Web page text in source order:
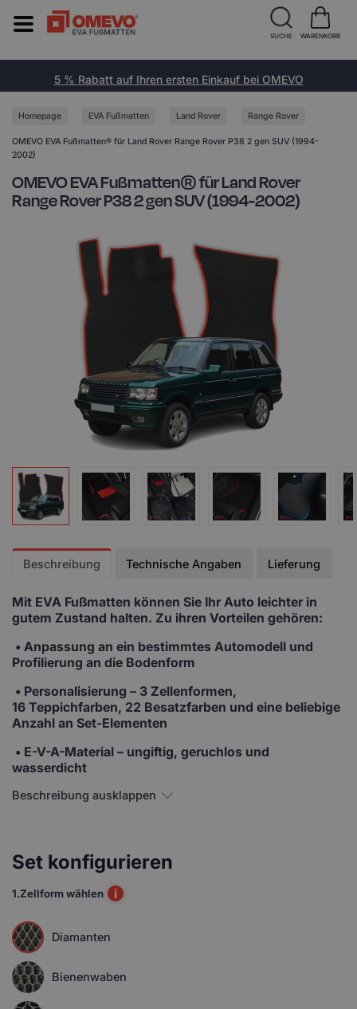
5 % Rabatt auf Ihren ersten Einkauf bei OMEVO
Homepage EVA Fußmatten Land Rover Range Rover
OMEVO EVA Fußmatten® für Land Rover Range Rover P38 2 gen SUV (1994-
2002)
OMEVO EVA Fußmatten® für Land Rover
Range Rover P38 2 gen SUV (1994-2002)
Beschreibung Technische Angaben Lieferung
Mit EVA Fußmatten können Sie Ihr Auto leichter in
gutem Zustand halten. Zu ihren Vorteilen gehören:
• Anpassung an ein bestimmtes Automodell und
Profilierung an die Bodenform
• Personalisierung – 3 Zellenformen,
16 Teppichfarben, 22 Besatzfarben und eine beliebige
Anzahl an Set-Elementen
• E-V-A-Material – ungiftig, geruchlos und
wasserdicht
Beschreibung ausklappen
Set konfigurieren
1.Zellform wählen i
Diamanten
Bienenwaben
SUCHE WARENKORB